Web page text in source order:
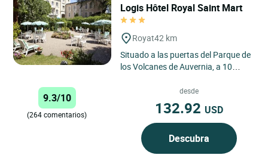
Logis Hôtel Royal Saint Mart
Royat42 km
Situado a las puertas del Parque de
los Volcanes de Auvernia, a 10
minutos de Vulcania y a...
9.3/10
(264 comentarios)
desde
132.92 USD
Descubra